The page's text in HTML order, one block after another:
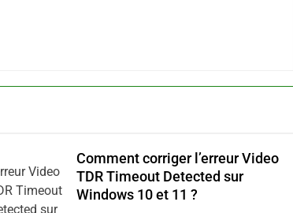
Comment corriger l’erreur Video
TDR Timeout Detected sur
Windows 10 et 11 ?